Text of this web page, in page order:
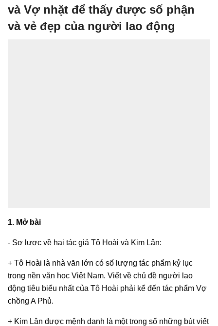
và Vợ nhặt để thấy được số phận
và vẻ đẹp của người lao động
1. Mở bài
- Sơ lược về hai tác giả Tô Hoài và Kim Lân:
+ Tô Hoài là nhà văn lớn có số lượng tác phẩm kỷ lục
trong nền văn học Việt Nam. Viết về chủ đề người lao
động tiêu biểu nhất của Tô Hoài phải kể đến tác phẩm Vợ
chồng A Phủ.
+ Kim Lân được mệnh danh là một trong số những bút viết